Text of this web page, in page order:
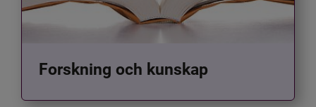
Forskning och kunskap